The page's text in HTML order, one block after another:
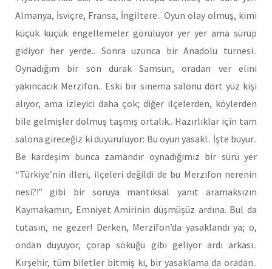
Almanya, İsviçre, Fransa, İngiltere.. Oyun olay olmuş, kimi
küçük küçük engellemeler görülüyor yer yer ama sürüp
gidiyor her yerde.. Sonra uzunca bir Anadolu turnesi..
Oynadığım bir son durak Samsun, oradan ver elini
yakıncacık Merzifon.. Eski bir sinema salonu dört yüz kişi
alıyor, ama izleyici daha çok; diğer ilçelerden, köylerden
bile gelmişler dolmuş taşmış ortalık.. Hazırlıklar için tam
salona gireceğiz ki duyuruluyor: Bu oyun yasak!.. İşte buyur..
Be kardeşim bunca zamandır oynadığımız bir sürü yer
“Türkiye’nin illeri, ilçeleri değildi de bu Merzifon nerenin
nesi?!” gibi bir soruya mantıksal yanıt aramaksızın
Kaymakamın, Emniyet Amirinin düşmüşüz ardına. Bul da
tutasın, ne gezer! Derken, Merzifon’da yasaklandı ya; o,
ondan duyuyor, çorap söküğü gibi geliyor ardı arkası..
Kırşehir, tüm biletler bitmiş ki, bir yasaklama da oradan..